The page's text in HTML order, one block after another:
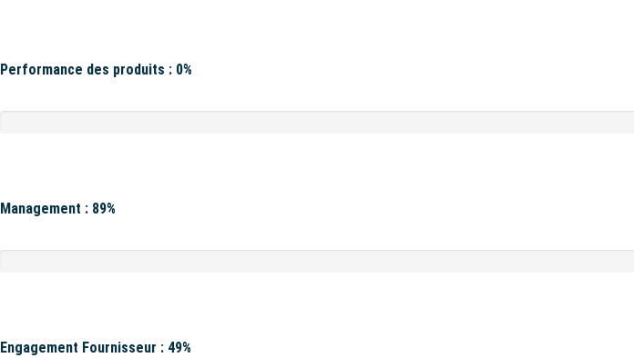
Performance des produits : 0%
Management : 89%
Engagement Fournisseur : 49%